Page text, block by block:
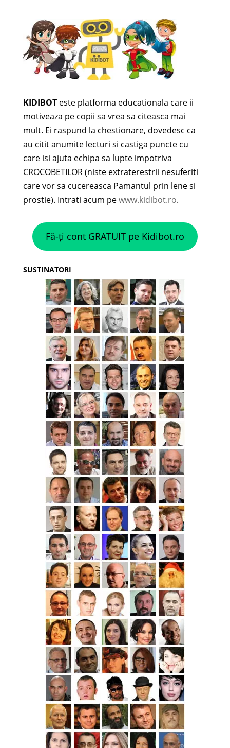
KIDIBOTeste platforma educationala care ii
motiveaza pe copii sa vrea sa citeasca mai
mult. Ei raspund la chestionare, dovedesc ca
au citit anumite lecturi si castiga puncte cu
care isi ajuta echipa sa lupte impotriva
CROCOBETILOR (niste extraterestrii nesuferiti
care vor sa cucereasca Pamantul prin lene si
prostie). Intrati acum pewww.kidibot.ro.
Fă-ți cont GRATUIT pe Kidibot.ro
SUSTINATORI